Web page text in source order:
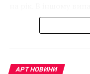
мурал, що може
доларів.
АРТ НОВИНИ